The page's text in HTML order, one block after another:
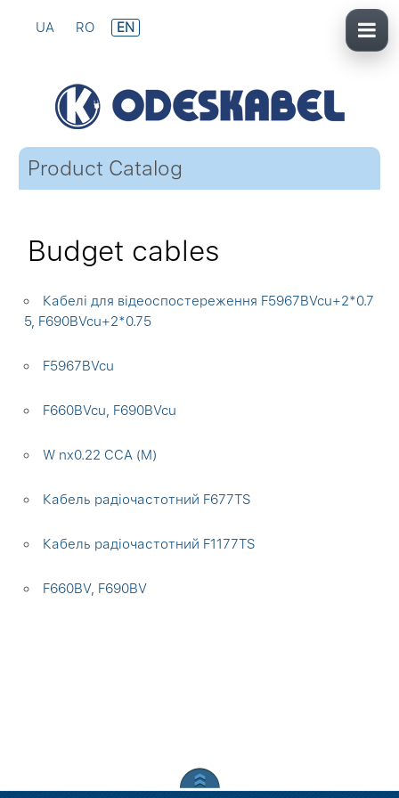
UA RO EN
Product Catalog
Budget cables
Кабелі для відеоспостереження F5967BVcu+2*0.7
5, F690BVcu+2*0.75
F5967BVcu
F660BVcu, F690BVcu
W nx0.22 CCA (M)
Кабель радіочастотний F677TS
Кабель радіочастотний F1177TS
F660BV, F690BV